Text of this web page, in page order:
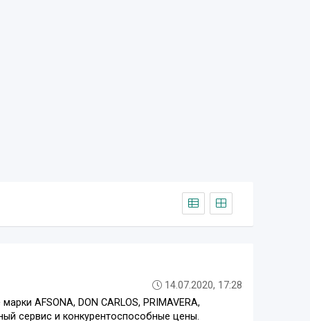
14.07.2020, 17:28
AFSONA, DON CARLOS, PRIMAVERA,
сервис и конкурентоспособные цены.